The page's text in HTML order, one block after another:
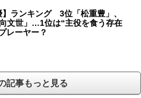
】ランキング 3位「松重豊」、
文世」…1位は“主役を食う存在
レーヤー？
記事もっと見る